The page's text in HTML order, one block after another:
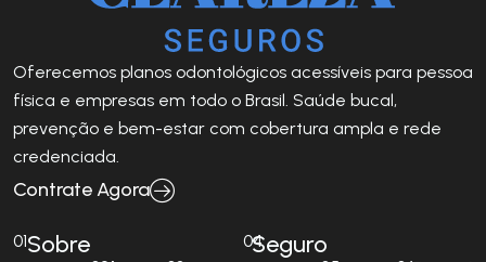
Oferecemos planos odontológicos acessíveis para pessoa
física e empresas em todo o Brasil. Saúde bucal,
prevenção e bem-estar com cobertura ampla e rede
credenciada.
Contrate Agora
01Sobre 04Seguro